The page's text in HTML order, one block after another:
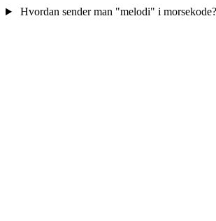
Hvordan sender man "melodi" i morsekode?